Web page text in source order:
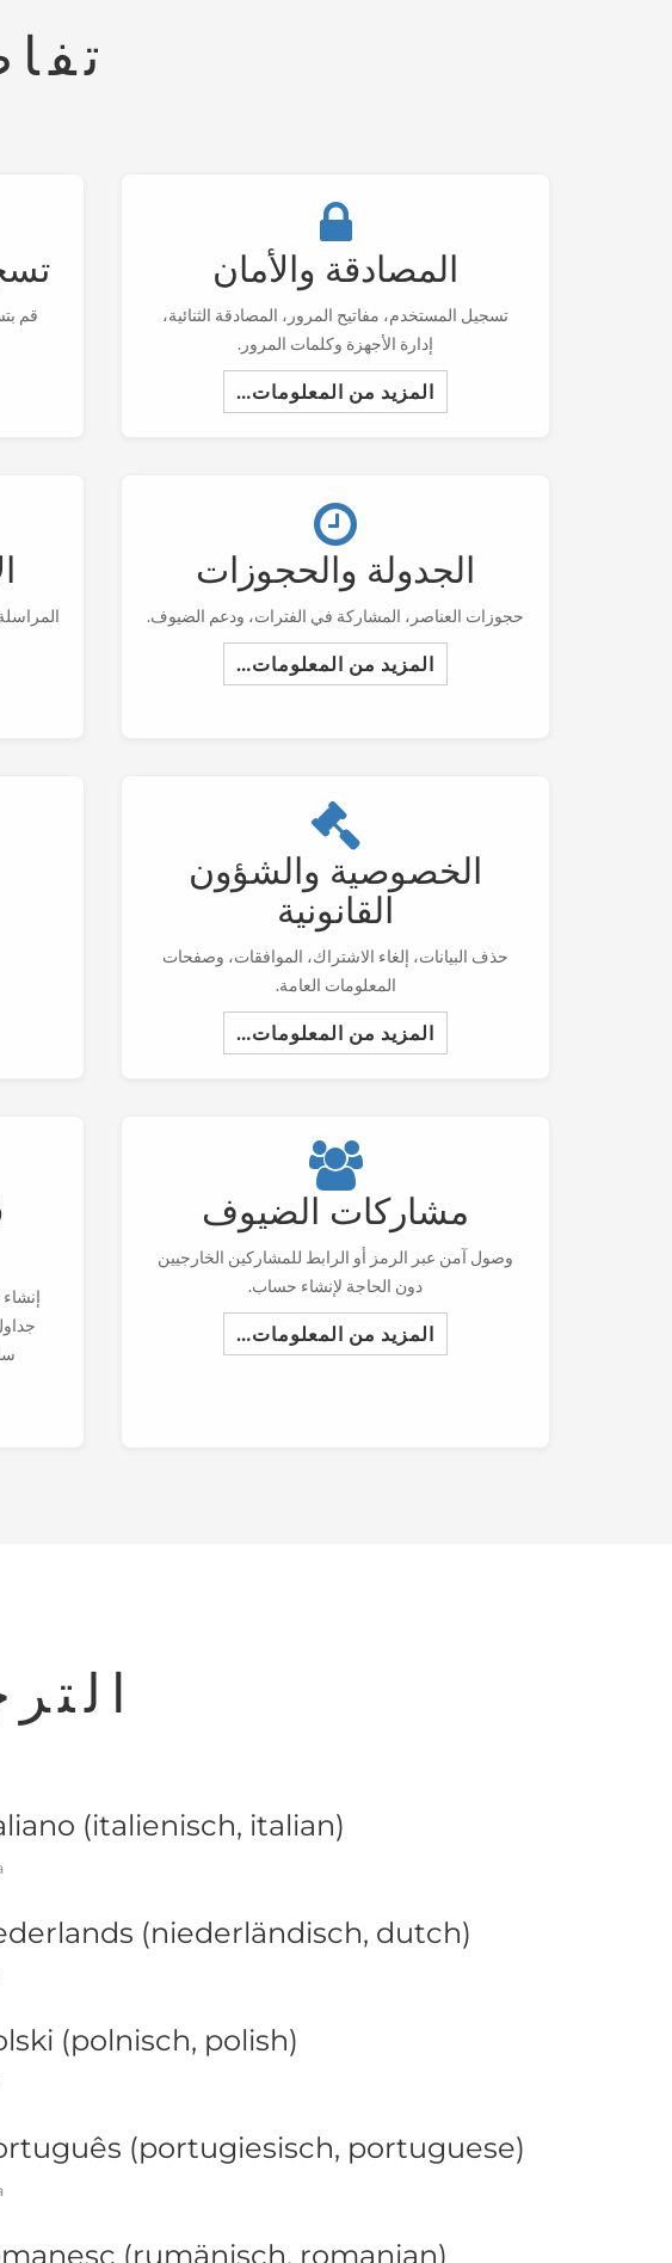
المصادقة والأمان
تسجيل المستخدم، مفاتيح المرور، المصادقة الثنائية،
إدارة الأجهزة وكلمات المرور.
المزيد من المعلومات…
الجدولة والحجوزات
حجوزات العناصر، المشاركة في الفترات، ودعم الضيوف.
المزيد من المعلومات…
الخصوصية والشؤون
القانونية
حذف البيانات، إلغاء الاشتراك، الموافقات، وصفحات
المعلومات العامة.
المزيد من المعلومات…
مشاركات الضيوف
وصول آمن عبر الرمز أو الرابط للمشاركين الخارجيين
دون الحاجة لإنشاء حساب.
المزيد من المعلومات…
(italienisch, italian)
(niederländisch, dutch)
(polnisch, polish)
(portugiesisch, portuguese)
(rumänisch, romanian)